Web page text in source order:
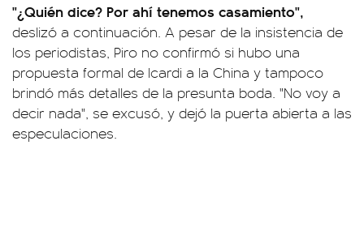
"¿Quién dice? Por ahí tenemos casamiento",
deslizó a continuación. A pesar de la insistencia de
los periodistas, Piro no confirmó si hubo una
propuesta formal de Icardi a la China y tampoco
brindó más detalles de la presunta boda. "No voy a
decir nada", se excusó, y dejó la puerta abierta a las
especulaciones.